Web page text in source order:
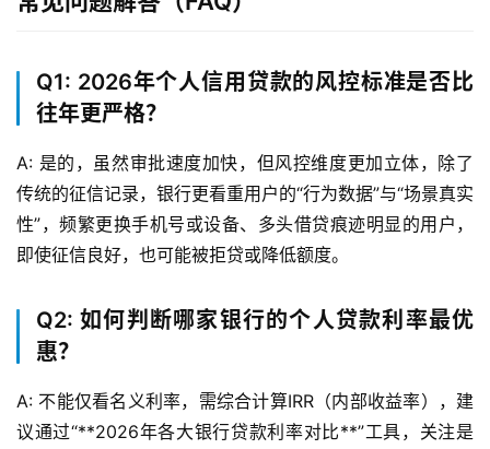
与
务
联
网
+
动
关
我
们
Q1: 2026年个人信用贷款的风控标准是否比
往年更严格？
A: 是的，虽然审批速度加快，但风控维度更加立体，除了
传统的征信记录，银行更看重用户的“行为数据”与“场景真实
性”，频繁更换手机号或设备、多头借贷痕迹明显的用户，
即使征信良好，也可能被拒贷或降低额度。
Q2: 如何判断哪家银行的个人贷款利率最优
惠？
A: 不能仅看名义利率，需综合计算IRR（内部收益率），建
议通过“**2026年各大银行贷款利率对比**”工具，关注是